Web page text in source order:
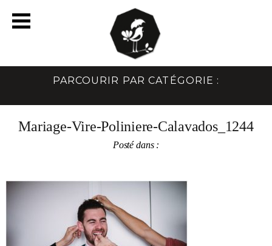
PARCOURIR PAR CATÉGORIE :
Mariage-Vire-Poliniere-Calavados_1244
Posté dans :